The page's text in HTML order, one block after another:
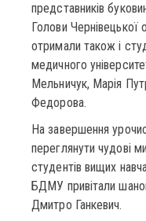
представників
Голови Чернівецької
отримали також і
медичного
Мельничук, Марія
Федорова.
На завершення
переглянути чудові
студентів вищих
БДМУ привітали
Дмитро Ганкевич.